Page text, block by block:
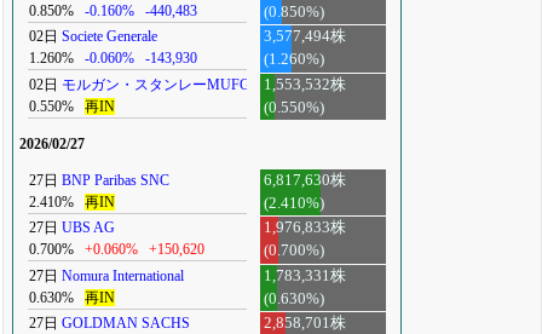
0.850%
-0.160% -440,483
(0.850%)
02日 Societe Generale
1.260%
-0.060% -143,930
3,577,494株
(1.260%)
02日 モルガン・スタンレーMUFG
0.550%
再IN
1,553,532株
(0.550%)
2026/02/27
27日 BNP Paribas SNC
2.410%
再IN
6,817,630株
(2.410%)
27日 UBS AG
0.700%
+0.060% +150,620
1,976,833株
(0.700%)
27日 Nomura International
0.630%
再IN
1,783,331株
(0.630%)
27日 GOLDMAN SACHS
2,858,701株